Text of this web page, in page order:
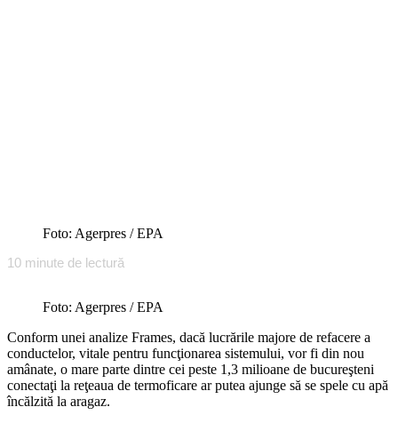
Foto: Agerpres / EPA
10 minute de lectură
Foto: Agerpres / EPA
Conform unei analize Frames, dacă lucrările majore de refacere a
conductelor, vitale pentru funcţionarea sistemului, vor fi din nou
amânate, o mare parte dintre cei peste 1,3 milioane de bucureşteni
conectaţi la reţeaua de termoficare ar putea ajunge să se spele cu apă
încălzită la aragaz.